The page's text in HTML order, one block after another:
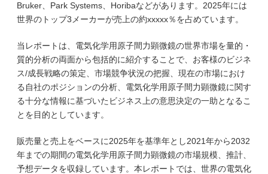
Bruker、Park Systems、Horibaなどがあります。2025年には
世界のトップ3メーカーが売上の約xxxxx％を占めています。
当レポートは、電気化学用原子間力顕微鏡の世界市場を量的・
質的分析の両面から包括的に紹介することで、お客様のビジネ
ス/成長戦略の策定、市場競争状況の把握、現在の市場におけ
る自社のポジションの分析、電気化学用原子間力顕微鏡に関す
る十分な情報に基づいたビジネス上の意思決定の一助となるこ
とを目的としています。
販売量と売上をベースに2025年を基準年とし2021年から2032
年までの期間の電気化学用原子間力顕微鏡の市場規模、推計、
予想データを収録しています。本レポートでは、世界の電気化